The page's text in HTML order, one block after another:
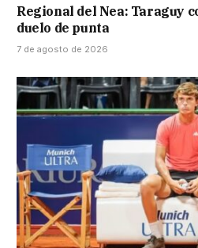
Regional del Nea: Taraguy
duelo de punta
7 de agosto de 2026